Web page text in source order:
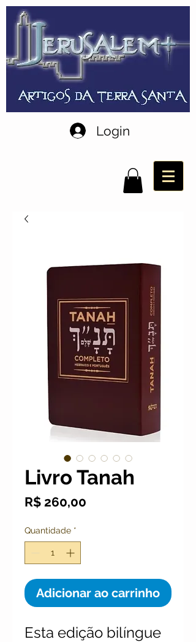
Login
Livro Tanah
R$ 260,00
Quantidade *
Adicionar ao carrinho
Esta edição bilíngue